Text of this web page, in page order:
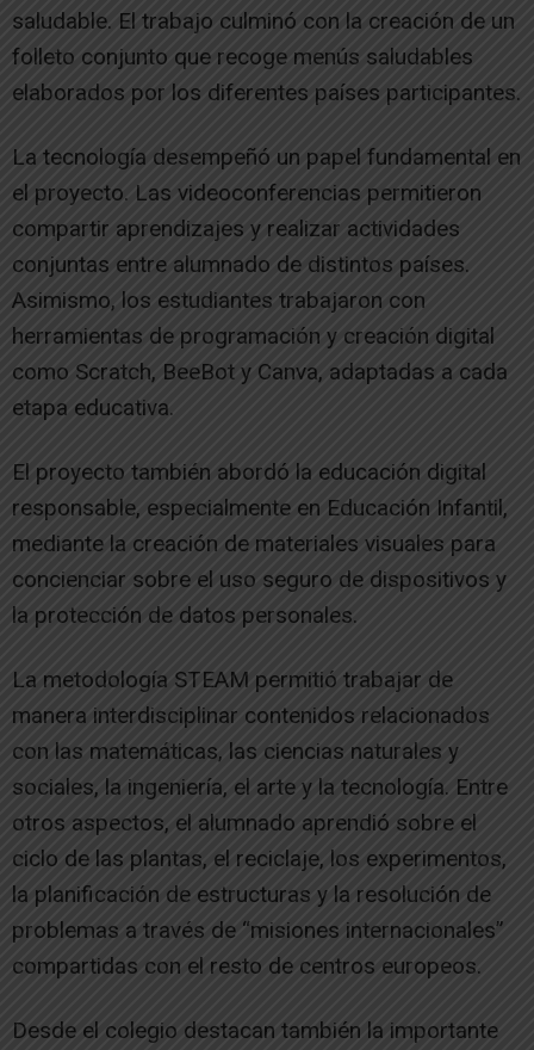
saludable. El trabajo culminó con la creación de un
folleto conjunto que recoge menús saludables
elaborados por los diferentes países participantes.
La tecnología desempeñó un papel fundamental en
el proyecto. Las videoconferencias permitieron
compartir aprendizajes y realizar actividades
conjuntas entre alumnado de distintos países.
Asimismo, los estudiantes trabajaron con
herramientas de programación y creación digital
como Scratch, BeeBot y Canva, adaptadas a cada
etapa educativa.
El proyecto también abordó la educación digital
responsable, especialmente en Educación Infantil,
mediante la creación de materiales visuales para
concienciar sobre el uso seguro de dispositivos y
la protección de datos personales.
La metodología STEAM permitió trabajar de
manera interdisciplinar contenidos relacionados
con las matemáticas, las ciencias naturales y
sociales, la ingeniería, el arte y la tecnología. Entre
otros aspectos, el alumnado aprendió sobre el
ciclo de las plantas, el reciclaje, los experimentos,
la planificación de estructuras y la resolución de
problemas a través de “misiones internacionales”
compartidas con el resto de centros europeos.
Desde el colegio destacan también la importante